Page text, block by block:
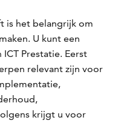
is het belangrijk om
U kunt een
Prestatie. Eerst
relevant zijn voor
krijgt u voor